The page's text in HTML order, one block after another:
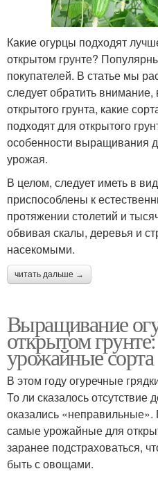
Какие огурцы подходят
открытом грунте?
покупателей. В статье мы
следует обратить
открытого грунта, какие
подходят для открытого
особенности выращивания
урожая.
В целом, следует иметь в
приспособлены к
протяжении столетий и
обвивая скалы, деревья и
насекомыми.
читать дальше →
Выращивание
открытом
урожайные сорта
В этом году огуречные
То ли сказалось отсутствие
оказались «неправильные».
самые урожайные для
заранее подстраховаться,
быть с овощами.